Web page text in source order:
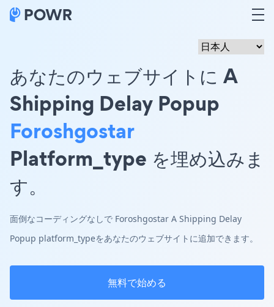
あなたのウェブサイトに A
Shipping Delay Popup
Foroshgostar
Platform_type を埋め込みま
す。
面倒なコーディングなしで Foroshgostar A Shipping Delay
Popup platform_typeをあなたのウェブサイトに追加できます。
無料で始める